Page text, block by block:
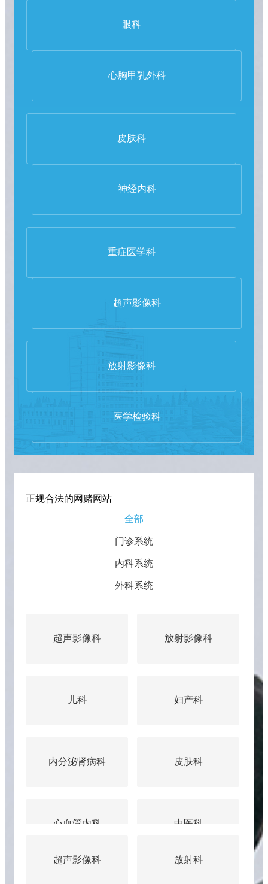
眼科
心胸甲乳外科
皮肤科
神经内科
重症医学科
超声影像科
放射影像科
医学检验科
正规合法的网赌网站
全部
门诊系统
内科系统
外科系统
放射影像科
妇产科
皮肤科
中医科
核医学科
感染性疾病科
神经内科
肿瘤科
放射科 核医学科